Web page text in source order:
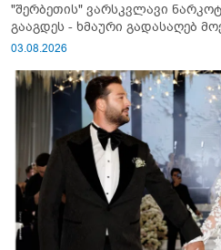
"შერბეთის" ვარსკვლავი
გააგდეს - ხმაური გადასაღებ
03.08.2026